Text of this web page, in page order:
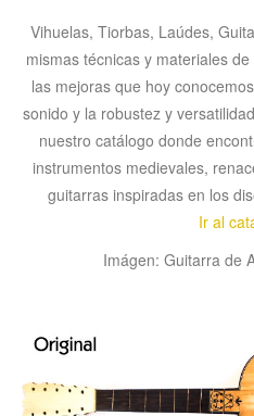
Vihuelas, Tiorbas, Laúdes,
mismas técnicas y materiales
las mejoras que hoy
sonido y la robustez y
nuestro catálogo donde
instrumentos medievales,
guitarras inspiradas en los
Ir al
Imágen: Guitarra de